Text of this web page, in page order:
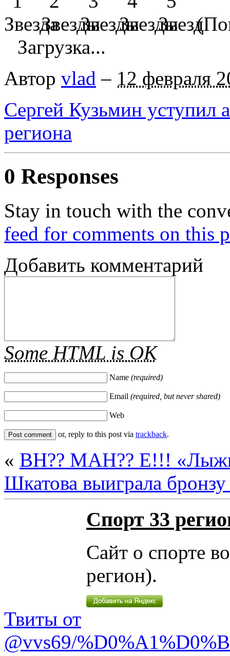
Загрузка...
Автор vlad – 12 февраля
Сергей Кузьмин уступил
региона
0 Responses
Stay in touch with the
feed for comments on this
Добавить комментарий
Some HTML is OK
Name (required)
Email (required, but never shared)
Web
or, reply to this post via trackback.
« ВН?? МАН?? Е!!!
Шкатова выиграла
Спорт 33
Сайт о спорте
регион).
Твиты от
@vvs69/